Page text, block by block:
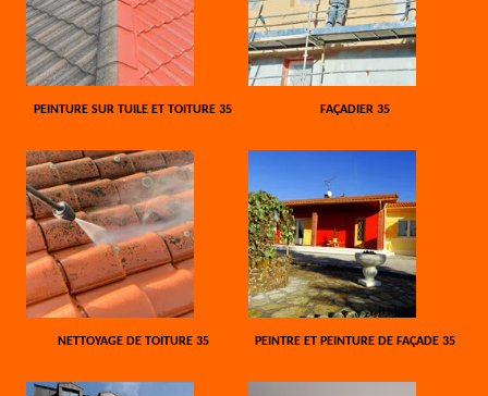
PEINTURE SUR TUILE ET TOITURE 35 FAÇADIER 35
NETTOYAGE DE TOITURE 35 PEINTRE ET PEINTURE DE FAÇADE 35